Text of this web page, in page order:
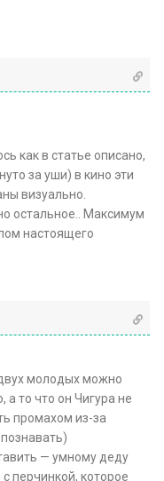
как в статье описано,
за уши) в кино эти
визуально.
остальное.. Максимум
настоящего
молодых можно
то что он Чигура не
промахом из-за
— умному деду
перчинкой, которое